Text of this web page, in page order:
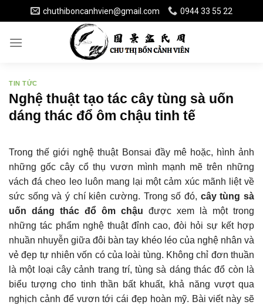
to
content
chuthiboncanhvien@gmail.com 0944 33 55 22
TIN TỨC
Nghệ thuật tạo tác cây tùng sà uốn
dáng thác đổ ôm chậu tinh tế
Trong thế giới nghệ thuật Bonsai đầy mê hoặc, hình ảnh
những gốc cây cổ thụ vươn mình mạnh mẽ trên những
vách đá cheo leo luôn mang lại một cảm xúc mãnh liệt về
sức sống và ý chí kiên cường. Trong số đó, cây tùng sà
uốn dáng thác đổ ôm chậu được xem là một trong
những tác phẩm nghệ thuật đỉnh cao, đòi hỏi sự kết hợp
nhuần nhuyễn giữa đôi bàn tay khéo léo của nghệ nhân và
vẻ đẹp tự nhiên vốn có của loài tùng. Không chỉ đơn thuần
là một loại cây cảnh trang trí, tùng sà dáng thác đổ còn là
biểu tượng cho tinh thần bất khuất, khả năng vượt qua
nghịch cảnh để vươn tới cái đẹp hoàn mỹ. Bài viết này sẽ